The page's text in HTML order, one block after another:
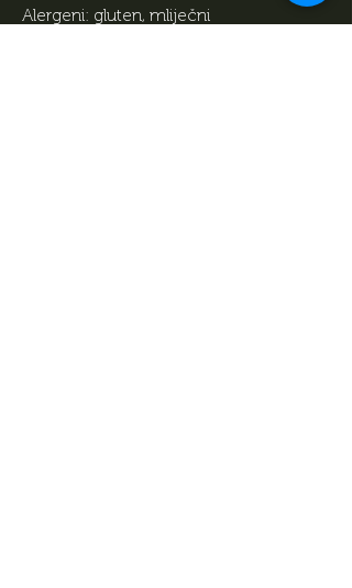
Alergeni: gluten, mliječni